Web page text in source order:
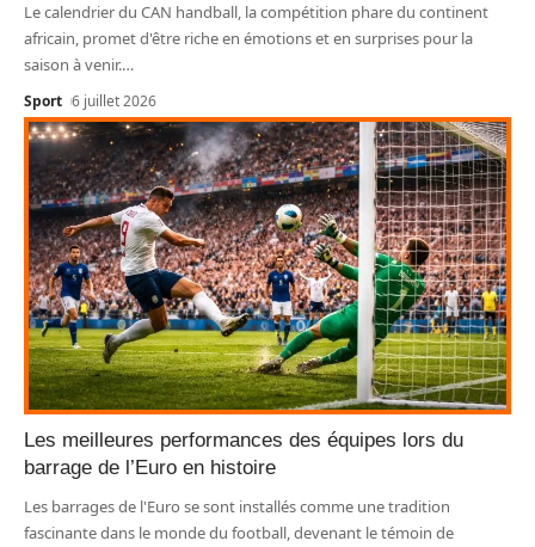
Le calendrier du CAN handball, la compétition phare du continent
africain, promet d'être riche en émotions et en surprises pour la
saison à venir.…
Sport 6 juillet 2026
Les meilleures performances des équipes lors du
barrage de l’Euro en histoire
Les barrages de l'Euro se sont installés comme une tradition
fascinante dans le monde du football, devenant le témoin de